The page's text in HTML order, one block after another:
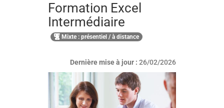
Formation Excel
Intermédiaire
Mixte : présentiel / à distance
Dernière mise à jour :26/02/2026